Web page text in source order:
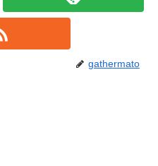
gathermato